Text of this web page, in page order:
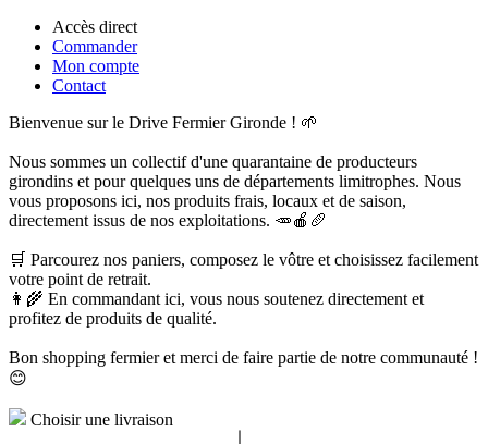
Accès direct
Commander
Mon compte
Contact
Bienvenue sur le Drive Fermier Gironde ! 🌱
Nous sommes un collectif d'une quarantaine de producteurs
girondins et pour quelques uns de départements limitrophes. Nous
vous proposons ici, nos produits frais, locaux et de saison,
directement issus de nos exploitations. 🥕🍎🥖
🛒 Parcourez nos paniers, composez le vôtre et choisissez facilement
votre point de retrait.
👩‍🌾 En commandant ici, vous nous soutenez directement et
profitez de produits de qualité.
Bon shopping fermier et merci de faire partie de notre communauté !
😊
Choisir une livraison